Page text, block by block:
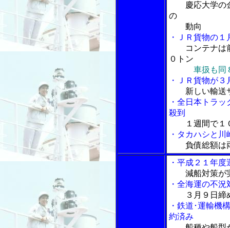
慶応大学の金
の
動向
・ＪＲ貨物の
コンテナは
０トン
車扱も同
・ＪＲ貨物が
新しい輸送
・全日本トラ
殺到
１週間で１
・タカハシと
負債総額は
・平成２１年
減船対策が
・全海運の不
３月９日
・鉄道･運輸機
約済み